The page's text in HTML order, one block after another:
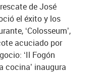
de José
el éxito y los
‘Colosseum’,
acuciado por
‘Il Fogón
cocina’ inaugura